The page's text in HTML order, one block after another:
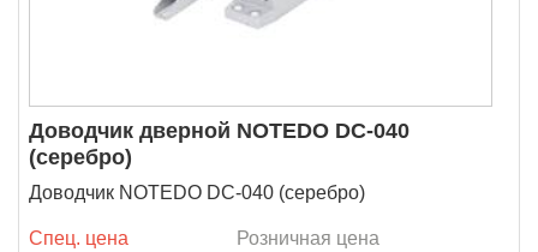
Доводчик дверной NOTEDO DC-040
(серебро)
Доводчик NOTEDO DC-040 (серебро)
Спец. цена Розничная цена